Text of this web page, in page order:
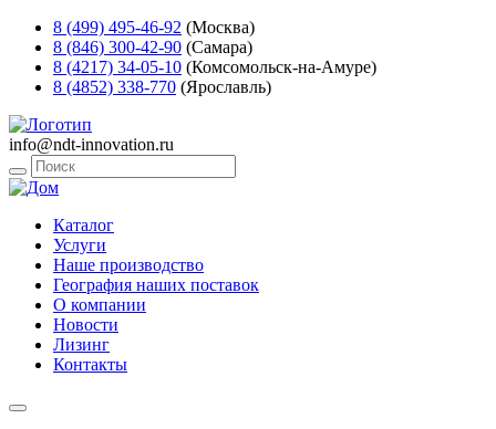
8 (499) 495-46-92 (Москва)
8 (846) 300-42-90 (Самара)
8 (4217) 34-05-10 (Комсомольск-на-Амуре)
8 (4852) 338-770 (Ярославль)
info@ndt-innovation.ru
Каталог
Услуги
Наше производство
География наших поставок
О компании
Новости
Лизинг
Контакты